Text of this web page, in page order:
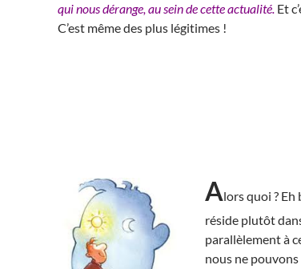
qui nous dérange, au sein de cette actualité. Et
C’est même des plus légitimes !
Alors quoi ?
réside plutôt
parallèlement à
nous ne